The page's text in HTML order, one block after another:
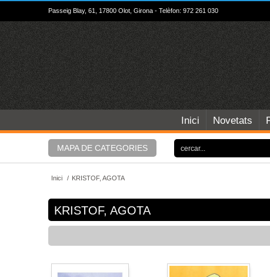
Passeig Blay, 61, 17800 Olot, Girona - Telèfon: 972 261 030
Inici Novetats
MAPA DE CATEGORIES
Inici / KRISTOF, AGOTA
KRISTOF, AGOTA